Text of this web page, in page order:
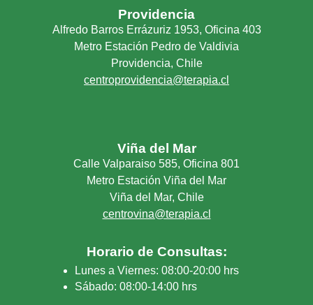
Providencia
Alfredo Barros Errázuriz 1953, Oficina 403
Metro Estación Pedro de Valdivia
Providencia, Chile
centroprovidencia@terapia.cl
Viña del Mar
Calle Valparaiso 585, Oficina 801
Metro Estación Viña del Mar
Viña del Mar, Chile
centrovina@terapia.cl
Horario de Consultas:
Lunes a Viernes: 08:00-20:00 hrs
Sábado: 08:00-14:00 hrs